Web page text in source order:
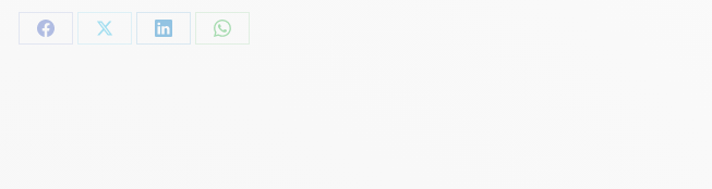
PartagerPartagerPartagerPartager